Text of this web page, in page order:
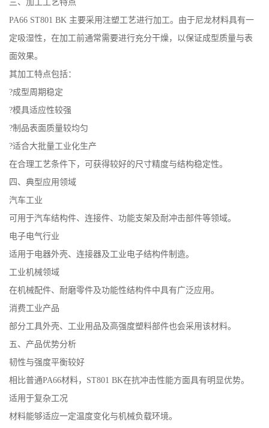
方
式
线
留
三、加工工艺特点
PA66 ST801 BK 主要采用注塑工艺进行加工。由于尼龙材料具有一
定吸湿性，在加工前通常需要进行充分干燥，以保证成型质量与表
面效果。
其加工特点包括：
?成型周期稳定
?模具适应性较强
?制品表面质量较均匀
?适合大批量工业化生产
在合理工艺条件下，可获得较好的尺寸精度与结构稳定性。
四、典型应用领域
汽车工业
可用于汽车结构件、连接件、功能支架及耐冲击部件等领域。
电子电气行业
适用于电器外壳、连接器及工业电子结构件制造。
工业机械领域
在机械配件、耐磨零件及功能性结构件中具有广泛应用。
消费工业产品
部分工具外壳、工业用品及高强度塑料部件也会采用该材料。
五、产品优势分析
韧性与强度平衡较好
相比普通PA66材料，ST801 BK在抗冲击性能方面具有明显优势。
适用于复杂工况
材料能够适应一定温度变化与机械负载环境。